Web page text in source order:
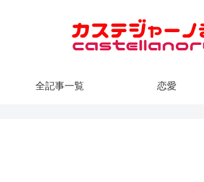
全記事一覧 恋愛